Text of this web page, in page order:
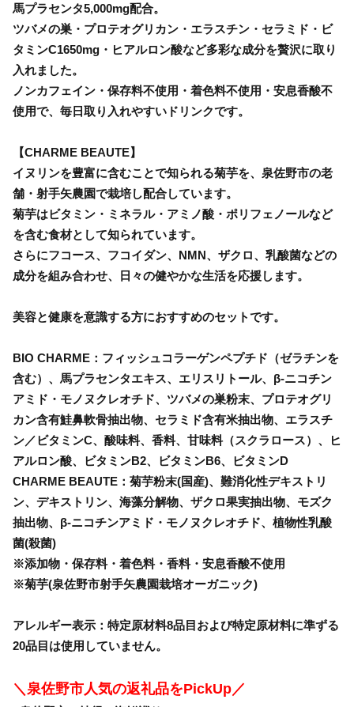
馬プラセンタ5,000mg配合。
ツバメの巣・プロテオグリカン・エラスチン・セラミド・ビ
タミンC1650mg・ヒアルロン酸など多彩な成分を贅沢に取り
入れました。
ノンカフェイン・保存料不使用・着色料不使用・安息香酸不
使用で、毎日取り入れやすいドリンクです。
【CHARME BEAUTE】
イヌリンを豊富に含むことで知られる菊芋を、泉佐野市の老
舗・射手矢農園で栽培し配合しています。
菊芋はビタミン・ミネラル・アミノ酸・ポリフェノールなど
を含む食材として知られています。
さらにフコース、フコイダン、NMN、ザクロ、乳酸菌などの
成分を組み合わせ、日々の健やかな生活を応援します。
美容と健康を意識する方におすすめのセットです。
BIO CHARME：フィッシュコラーゲンペプチド（ゼラチンを
含む）、馬プラセンタエキス、エリスリトール、β-ニコチン
アミド・モノヌクレオチド、ツバメの巣粉末、プロテオグリ
カン含有鮭鼻軟骨抽出物、セラミド含有米抽出物、エラスチ
ン／ビタミンC、酸味料、香料、甘味料（スクラロース）、ヒ
アルロン酸、ビタミンB2、ビタミンB6、ビタミンD
CHARME BEAUTE：菊芋粉末(国産)、難消化性デキストリ
ン、デキストリン、海藻分解物、ザクロ果実抽出物、モズク
抽出物、β-ニコチンアミド・モノヌクレオチド、植物性乳酸
菌(殺菌)
※添加物・保存料・着色料・香料・安息香酸不使用
※菊芋(泉佐野市射手矢農園栽培オーガニック)
アレルギー表示：特定原材料8品目および特定原材料に準ずる
20品目は使用していません。
＼泉佐野市人気の返礼品をPickUp／